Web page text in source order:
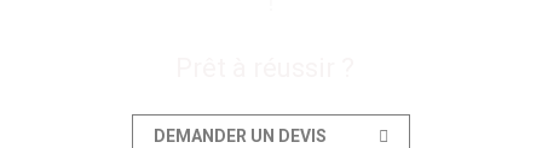
DEMANDER UN DEVIS